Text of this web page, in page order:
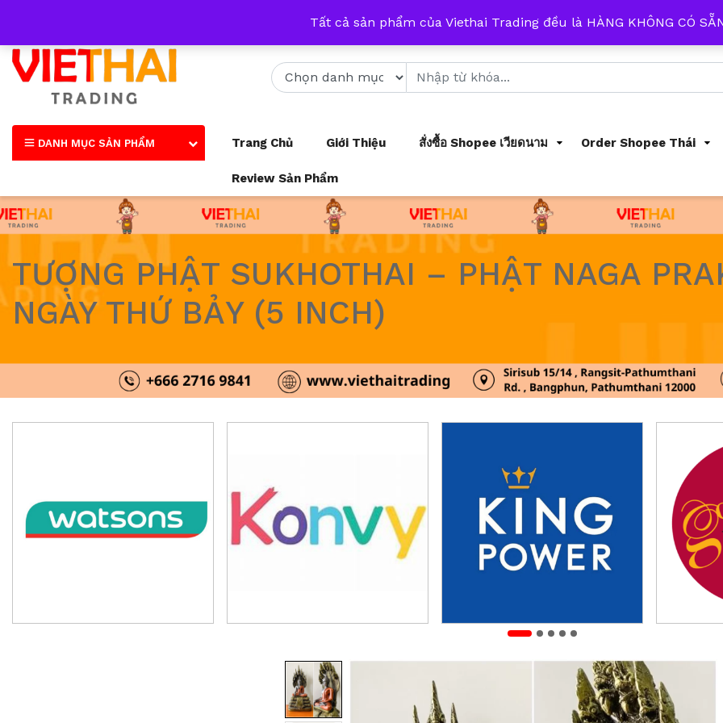
Nhận tư vấn qua tất cả các trang mạng xã hội và số điện thoại từ 8h đến 17h mỗi ngày
DANH MỤC SẢN PHẨM Trang Chủ Giới Thiệu สั่งซื้อ Shopee เวียดนาม Order Shopee Thái
Review Sản Phẩm
TƯỢNG PHẬT SUKHOTHAI – PHẬT NAGA
NGÀY THỨ BẢY (5 INCH)
Tất cả sản phẩm của Viethai Trading đều là HÀNG KHÔNG CÓ